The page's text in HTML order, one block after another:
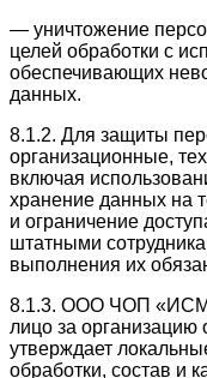
— уничтожение
целей обработки с
обеспечивающих
данных.
8.1.2. Для защиты
организационные,
включая
хранение данных на
и ограничение
штатными
выполнения их
8.1.3. ООО ЧОП
лицо за
утверждает
обработки, состав и